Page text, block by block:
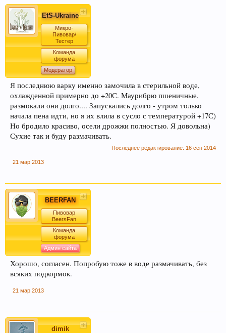
EtS-Ukraine
Микро-
Пивовар/
Тестер
Команда
форума
Модератор
Я последнюю варку именно замочила в стерильной воде,
охлажденной примерно до +20С. Маурибрю пшеничные,
размокали они долго.... Запускались долго - утром только
начала пена идти, но я их влила в сусло с температурой +17С)
Но бродило красиво, осели дрожжи полностью. Я довольна)
Сухие так и буду размачивать.
Последнее редактирование: 16 сен 2014
21 мар 2013
BEERFAN
Пивовар
BeersFan
Команда
форума
Админ сайта
Хорошо, согласен. Попробую тоже в воде размачивать, без
всяких подкормок.
21 мар 2013
dimik